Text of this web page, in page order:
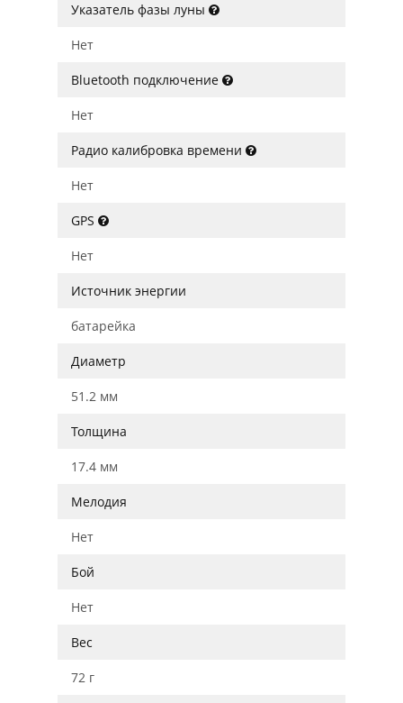
Указатель фазы луны
Нет
Bluetooth подключение
Нет
Радио калибровка времени
Нет
GPS
Нет
Источник энергии
батарейка
Диаметр
51.2 мм
Толщина
17.4 мм
Мелодия
Нет
Бой
Нет
Вес
72 г